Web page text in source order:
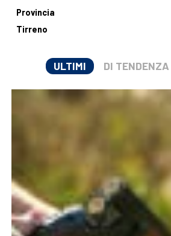
Provincia
Tirreno
ULTIMI DI TENDENZA